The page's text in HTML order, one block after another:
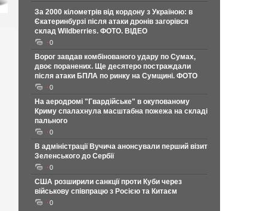
За 2000 кілометрів від кордону з Україною: в
Єкатеринбурзі після атаки дронів загорівся
склад Wildberries. ФОТО. ВІДЕО
0
Ворог завдав комбінованого удару по Сумах,
двоє поранених. Ще десятеро постраждали
після атаки БПЛА по ринку на Сумщині. ФОТО
0
На аеродромі "Гвардійське" в окупованому
Криму спалахнула масштабна пожежа на складі
пального
0
В адміністрації Вучича анонсували перший візит
Зеленського до Сербії
0
США розширили санкції проти Куби через
військову співпрацю з Росією та Китаєм
0